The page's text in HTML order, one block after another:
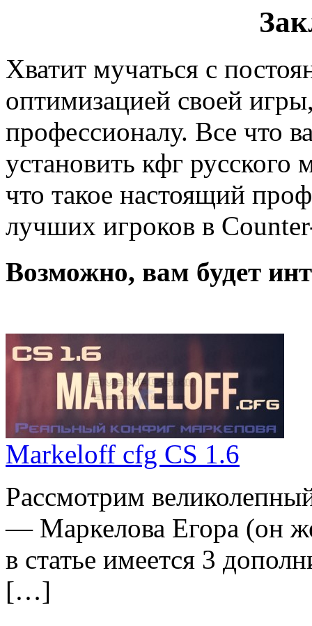
Хватит мучаться с
оптимизацией своей
профессионалу. Все что
установить кфг русского
что такое настоящий
лучших игроков в
Возможно, вам будет
Markeloff cfg CS 1.6
Рассмотрим
— Маркелова Егора (он
в статье имеется 3
[…]